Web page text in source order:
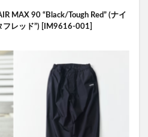
MAX 90 “Black/Tough Red” (ナイ
フレッド”) [IM9616-001]